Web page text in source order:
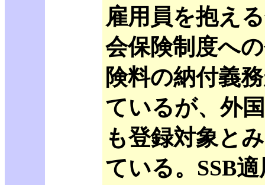
雇用員を抱え
会保険制度へ
険料の納付義
ているが、外
も登録対象と
ている。SSB